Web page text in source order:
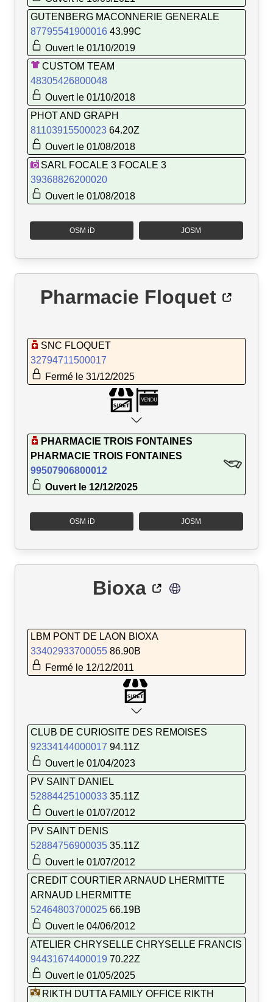
GUTENBERG MACONNERIE GENERALE
87795541900016 43.99C
Ouvert le 01/10/2019
CUSTOM TEAM
48305426800048
Ouvert le 01/10/2018
PHOT AND GRAPH
81103915500023 64.20Z
Ouvert le 01/08/2018
SARL FOCALE 3 FOCALE 3
39368826200020
Ouvert le 01/08/2018
OSM iD JOSM
Pharmacie Floquet
SNC FLOQUET
32794711500017
Fermé le 31/12/2025
PHARMACIE TROIS FONTAINES
PHARMACIE TROIS FONTAINES
99507906800012
Ouvert le 12/12/2025
OSM iD JOSM
Bioxa
LBM PONT DE LAON BIOXA
33402933700055 86.90B
Fermé le 12/12/2011
CLUB DE CURIOSITE DES REMOISES
92334144000017 94.11Z
Ouvert le 01/04/2023
PV SAINT DANIEL
52884425100033 35.11Z
Ouvert le 01/07/2012
PV SAINT DENIS
52884756900035 35.11Z
Ouvert le 01/07/2012
CREDIT COURTIER ARNAUD LHERMITTE
ARNAUD LHERMITTE
52464803700025 66.19B
Ouvert le 04/06/2012
ATELIER CHRYSELLE CHRYSELLE FRANCIS
94431674400019 70.22Z
Ouvert le 01/05/2025
RIKTH DUTTA FAMILY OFFICE RIKTH